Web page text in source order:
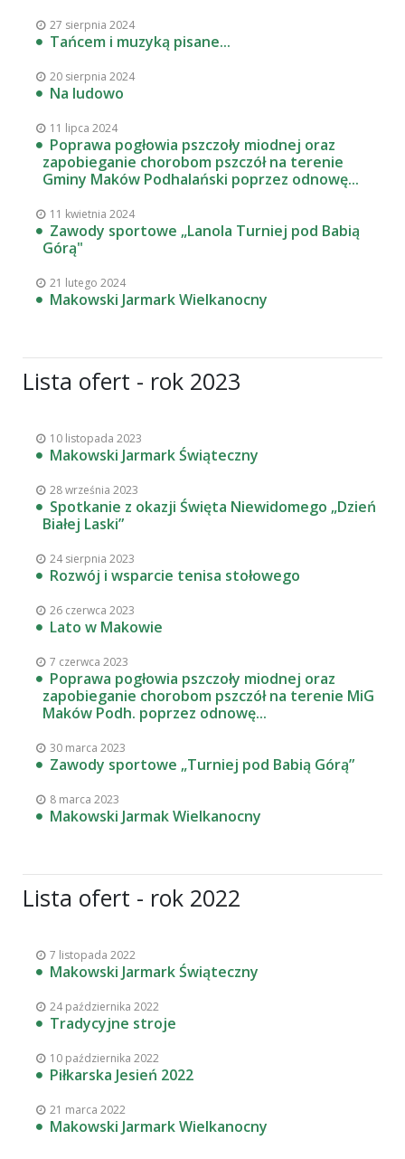
27 sierpnia 2024
Tańcem i muzyką pisane...
20 sierpnia 2024
Na ludowo
11 lipca 2024
Poprawa pogłowia pszczoły miodnej oraz
zapobieganie chorobom pszczół na terenie
Gminy Maków Podhalański poprzez odnowę...
11 kwietnia 2024
Zawody sportowe „Lanola Turniej pod Babią
Górą"
21 lutego 2024
Makowski Jarmark Wielkanocny
Lista ofert - rok 2023
10 listopada 2023
Makowski Jarmark Świąteczny
28 września 2023
Spotkanie z okazji Święta Niewidomego „Dzień
Białej Laski”
24 sierpnia 2023
Rozwój i wsparcie tenisa stołowego
26 czerwca 2023
Lato w Makowie
7 czerwca 2023
Poprawa pogłowia pszczoły miodnej oraz
zapobieganie chorobom pszczół na terenie MiG
Maków Podh. poprzez odnowę...
30 marca 2023
Zawody sportowe „Turniej pod Babią Górą”
8 marca 2023
Makowski Jarmak Wielkanocny
Lista ofert - rok 2022
7 listopada 2022
Makowski Jarmark Świąteczny
24 października 2022
Tradycyjne stroje
10 października 2022
Piłkarska Jesień 2022
21 marca 2022
Makowski Jarmark Wielkanocny